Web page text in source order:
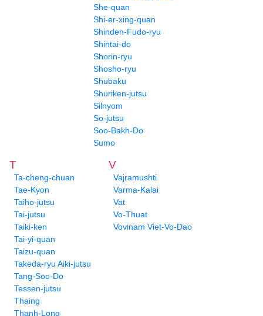
She-quan
Shi-er-xing-quan
Shinden-Fudo-ryu
Shintai-do
Shorin-ryu
Shosho-ryu
Shubaku
Shuriken-jutsu
Silnyom
So-jutsu
Soo-Bakh-Do
Sumo
T
Ta-cheng-chuan
Tae-Kyon
Taiho-jutsu
Tai-jutsu
Taiki-ken
Tai-yi-quan
Taizu-quan
Takeda-ryu Aiki-jutsu
Tang-Soo-Do
Tessen-jutsu
Thaing
Thanh-Long
V
Vajramushti
Varma-Kalai
Vat
Vo-Thuat
Vovinam Viet-Vo-Dao